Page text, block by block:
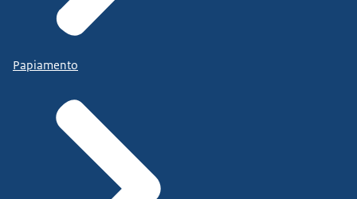
Papiamento